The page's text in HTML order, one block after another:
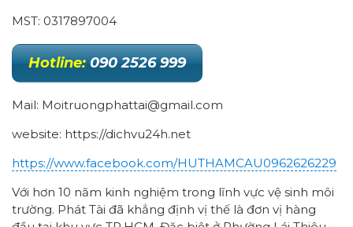
MST: 0317897004
Hotline: 090 2526 999
Mail: Moitruongphattai@gmail.com
website: https://dichvu24h.net
https://www.facebook.com/HUTHAMCAU0962626229
Với hơn 10 năm kinh nghiệm trong lĩnh vực vệ sinh môi
trường. Phát Tài đã khẳng định vị thế là đơn vị hàng